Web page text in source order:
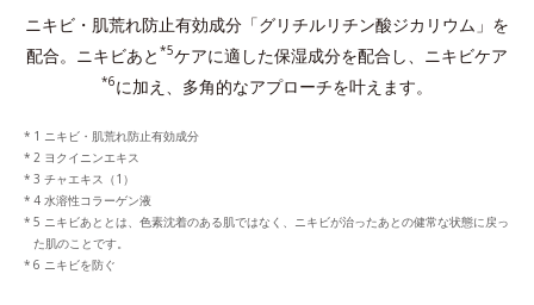
ニキビ・肌荒れ防止有効成分「グリチルリチン酸ジカリウム」を
配合。 ニキビあと *5ケアに適した保湿成分を配合し、ニキビケア
*6に加え、多角的なアプローチを叶えます。
1 ニキビ・肌荒れ防止有効成分
2 ヨクイニンエキス
3 チャエキス（1）
4 水溶性コラーゲン液
5 ニキビあととは、色素沈着のある肌ではなく、ニキビが治ったあとの健常な状態に戻っ
た肌のことです。
6 ニキビを防ぐ